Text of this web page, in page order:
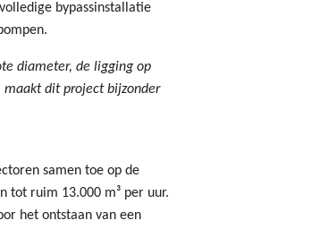
bypassinstallatie
diameter, de ligging op
dit project bijzonder
samen toe op de
tot ruim 13.000 m³ per uur.
het ontstaan van een